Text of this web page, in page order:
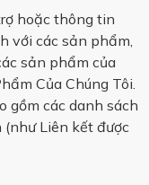
hoặc thông tin
với các sản phẩm,
sản phẩm của
Của Chúng Tôi.
gồm các danh sách
Liên kết được